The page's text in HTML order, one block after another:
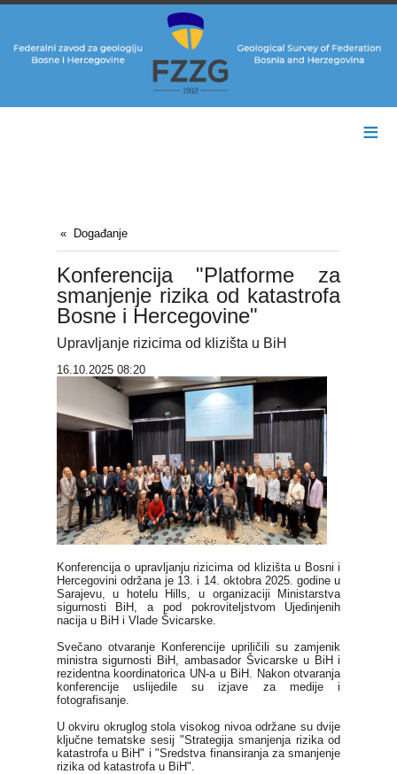
≡
Događanje
Konferencija "Platforme za
smanjenje rizika od katastrofa
Bosne i Hercegovine"
Upravljanje rizicima od klizišta u BiH
16.10.2025 08:20
Konferencija o upravljanju rizicima od klizišta u Bosni i
Hercegovini održana je 13. i 14. oktobra 2025. godine u
Sarajevu, u hotelu Hills, u organizaciji Ministarstva
sigurnosti BiH, a pod pokroviteljstvom Ujedinjenih
nacija u BiH i Vlade Švicarske.
Svečano otvaranje Konferencije upriličili su zamjenik
ministra sigurnosti BiH, ambasador Švicarske u BiH i
rezidentna koordinatorica UN-a u BiH. Nakon otvaranja
konferencije uslijedile su izjave za medije i
fotografisanje.
U okviru okruglog stola visokog nivoa održane su dvije
ključne tematske sesij "Strategija smanjenja rizika od
katastrofa u BiH" i "Sredstva finansiranja za smanjenje
rizika od katastrofa u BiH".